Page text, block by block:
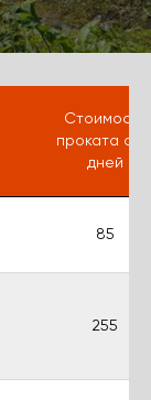
Стоимость
проката от
дней
85
255